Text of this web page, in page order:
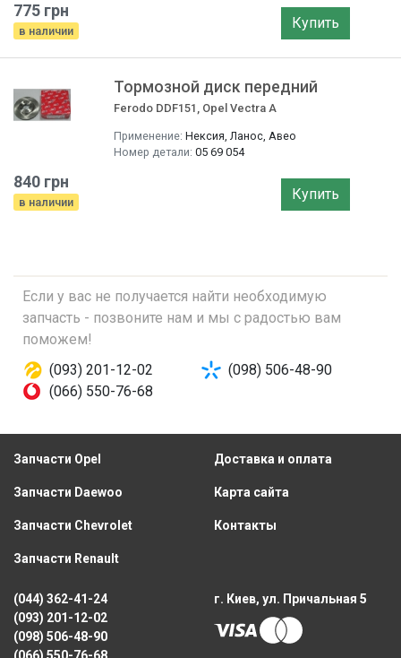
775 грн
в наличии Купить
Тормозной диск передний
Ferodo DDF151, Opel Vectra A
Применение: Нексия, Ланос, Авео
Номер детали: 05 69 054
840 грн
в наличии Купить
Если у вас не получается найти необходимую
запчасть - позвоните нам и мы с радостью вам
поможем!
(093) 201-12-02
(098) 506-48-90
(066) 550-76-68
Запчасти Opel
Запчасти Daewoo
Запчасти Chevrolet
Запчасти Renault
Доставка и оплата
Карта сайта
Контакты
(044) 362-41-24
(093) 201-12-02
(098) 506-48-90
г. Киев, ул. Причальная 5